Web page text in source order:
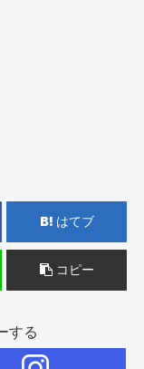
はてブ
コピー
する